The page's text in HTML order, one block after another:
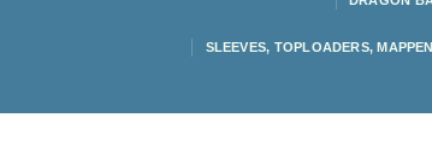
SLEEVES, TOPLOADERS,